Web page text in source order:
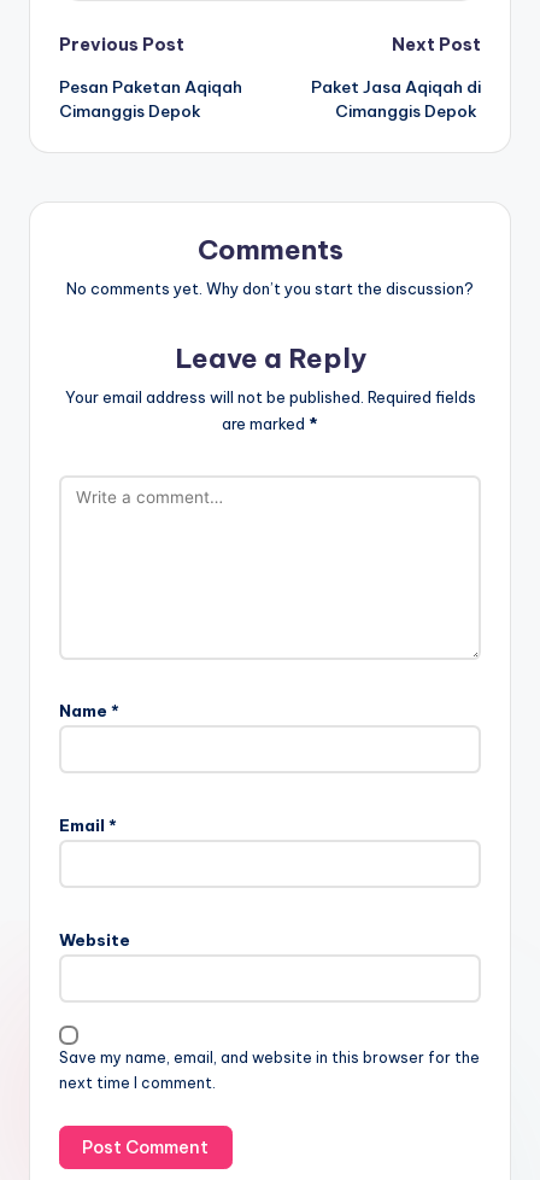
Post
navigation
Previous Post
Pesan Paketan Aqiqah
Cimanggis Depok
Next Post
Paket Jasa Aqiqah di
Cimanggis Depok
Comments
No comments yet. Why don’t you start the discussion?
Leave a Reply
Your email address will not be published. Required fields
are marked *
Name *
Email *
Website
Save my name, email, and website in this browser for the
next time I comment.